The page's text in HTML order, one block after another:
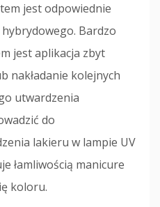
jest odpowiednie
Bardzo
jest aplikacja zbyt
nakładanie kolejnych
utwardzenia
do
lakieru w lampie UV
łamliwością manicure
koloru.